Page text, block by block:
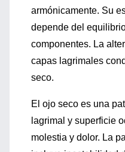
armónicamente. Su
depende del
componentes. La
capas lagrimales
seco.
El ojo seco es una
lagrimal y superficie
molestia y dolor. La